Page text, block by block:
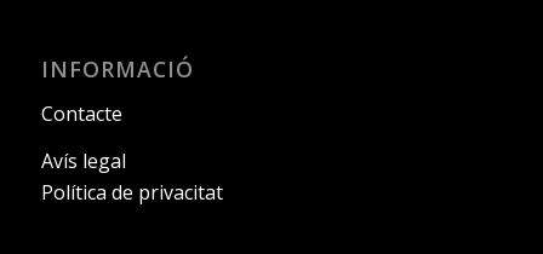
INFORMACIÓ
Contacte
Avís legal
Política de privacitat